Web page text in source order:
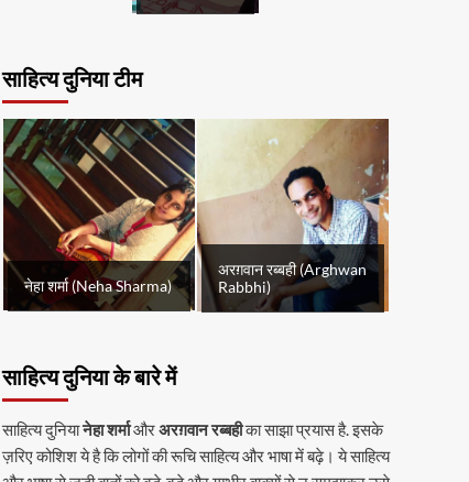
साहित्य दुनिया टीम
नेहा शर्मा (Neha Sharma)
अरग़वान रब्बही (Arghwan
Rabbhi)
साहित्य दुनिया के बारे में
साहित्य दुनियानेहा शर्माऔरअरग़वान रब्बहीका साझा प्रयास है. इसके
ज़रिए कोशिश ये है कि लोगों की रूचि साहित्य और भाषा में बढ़े। ये साहित्य